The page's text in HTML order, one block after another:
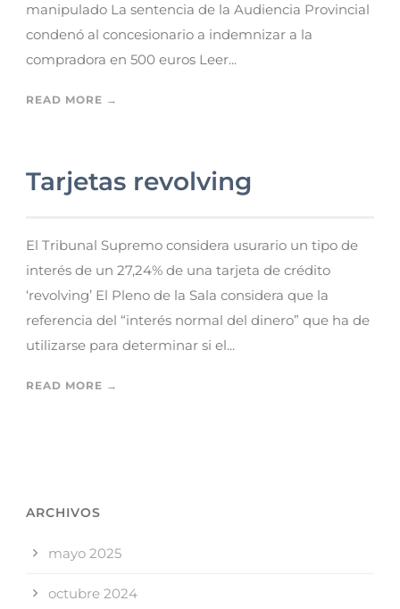
manipulado La sentencia de la Audiencia Provincial
condenó al concesionario a indemnizar a la
compradora en 500 euros Leer...
READ MORE →
Tarjetas revolving
El Tribunal Supremo considera usurario un tipo de
interés de un 27,24% de una tarjeta de crédito
‘revolving’ El Pleno de la Sala considera que la
referencia del “interés normal del dinero” que ha de
utilizarse para determinar si el...
READ MORE →
ARCHIVOS
mayo 2025
octubre 2024